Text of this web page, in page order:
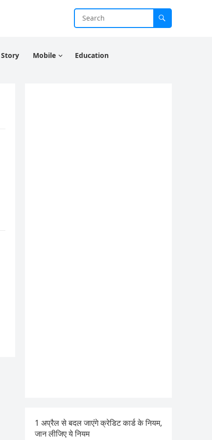
Story Mobile Education
1 अप्रैल से बदल जाएंगे क्रेडिट कार्ड के नियम,
जान लीजिए ये नियम